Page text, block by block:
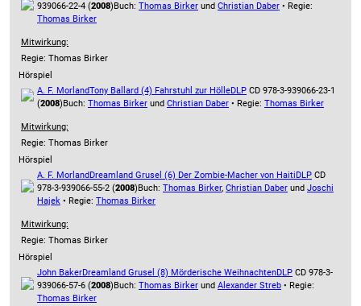
939066-22-4 (2008)Buch: Thomas Birker und Christian Daber • Regie:
Thomas Birker
Mitwirkung:
Regie: Thomas Birker
Hörspiel
A. F. MorlandTony Ballard (4) Fahrstuhl zur HölleDLP CD 978-3-939066-23-1
(2008)Buch: Thomas Birker und Christian Daber • Regie: Thomas Birker
Mitwirkung:
Regie: Thomas Birker
Hörspiel
A. F. MorlandDreamland Grusel (6) Der Zombie-Macher von HaitiDLP CD
978-3-939066-55-2 (2008)Buch: Thomas Birker, Christian Daber und Joschi
Hajek • Regie: Thomas Birker
Mitwirkung:
Regie: Thomas Birker
Hörspiel
John BakerDreamland Grusel (8) Mörderische WeihnachtenDLP CD 978-3-
939066-57-6 (2008)Buch: Thomas Birker und Alexander Streb • Regie:
Thomas Birker